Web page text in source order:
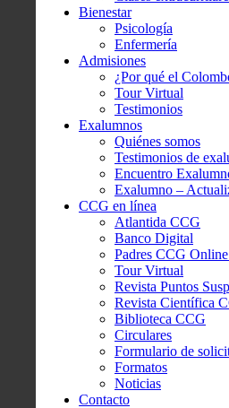
Bienestar
Psicología
Enfermería
Admisiones
¿Por qué el
Tour Virtual
Testimonios
Exalumnos
Quiénes somos
Testimonios de
Encuentro
Exalumno –
CCG en línea
Atlantida CCG
Banco Digital
Padres CCG
Tour Virtual
Revista Puntos
Revista Científica
Biblioteca CCG
Circulares
Formulario de
Formatos
Noticias
Contacto